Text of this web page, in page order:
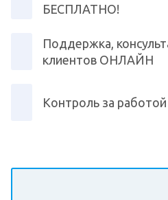
БЕСПЛАТНО!
Поддержка,
клиентов ОНЛАЙН
Контроль за